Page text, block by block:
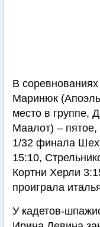
В
Маринюк
место в группе,
Маалот) –
1/32 финала
15:10,
Кортни Херли
проиграла
У кадетов-